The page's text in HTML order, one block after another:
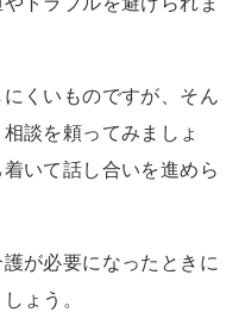
くいものですが、そん
談を頼ってみましょ
いて話し合いを進めら
が必要になったときに
ょう。